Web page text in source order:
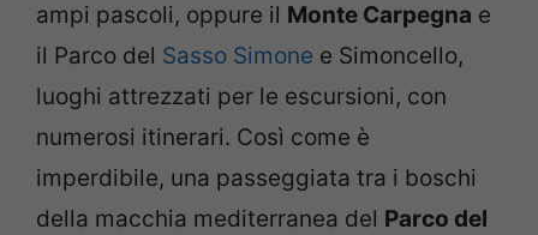
ampi pascoli, oppure il Monte Carpegna e
il Parco del Sasso Simone e Simoncello,
luoghi attrezzati per le escursioni, con
numerosi itinerari. Così come è
imperdibile, una passeggiata tra i boschi
della macchia mediterranea del Parco del